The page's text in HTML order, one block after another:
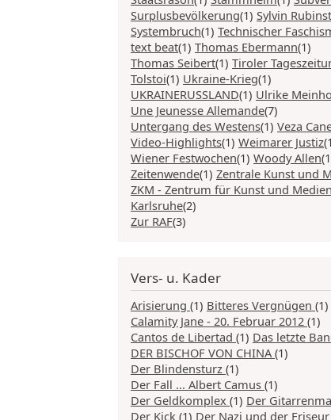
Surplusbevölkerung(1) Sylvin
Systembruch(1) Technischer
text beat(1) Thomas Ebermann(1)
Thomas Seibert(1) Tiroler
Tolstoi(1) Ukraine-Krieg(1)
UKRAINERUSSLAND(1) Ulrike
Une Jeunesse Allemande(7)
Untergang des Westens(1) Veza
Video-Highlights(1) Weimarer Justiz
Wiener Festwochen(1) Woody Allen
Zeitenwende(1) Zentrale Kunst und
ZKM - Zentrum für Kunst und Medien
Karlsruhe(2)
Zur RAF(3)
Vers- u. Kader
Arisierung (1) Bitteres Vergnügen (1)
Calamity Jane - 20. Februar 2012 (1)
Cantos de Libertad (1) Das letzte
DER BISCHOF VON CHINA(1)
Der Blindensturz (1)
Der Fall ... Albert Camus (1)
Der Geldkomplex (1) Der
Der Kick (1) Der Nazi und der Friseur